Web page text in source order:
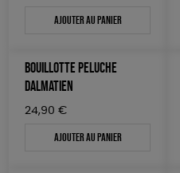
SOLICADEAUX
Ajouter au panier
BOUILLOTTE PELUCHE
DALMATIEN
24,90 €
Ajouter au panier